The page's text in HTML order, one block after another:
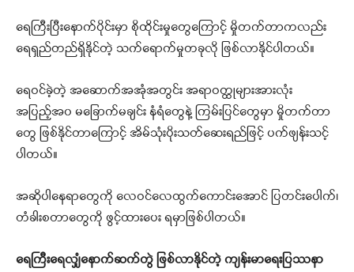
ရေကြီးပြီးနောက်ပိုင်းမှာ စိုထိုင်းမှုတွေကြောင့် မှိုတက်တာကလည်း
ရေရှည်တည်ရှိနိုင်တဲ့ သက်ရောက်မှုတခုလို ဖြစ်လာနိုင်ပါတယ်။
ရေဝင်ခဲ့တဲ့ အဆောက်အအုံအတွင်း အရာဝတ္ထုများအားလုံး
အပြည့်အ၀ မခြောက်မချင်း နံရံတွေနဲ့ ကြမ်းပြင်တွေမှာ မှိုတက်တာ
တွေ ဖြစ်နိုင်တာကြောင့် အိမ်သုံးပိုးသတ်ဆေးရည်ဖြင့် ပက်ဖျန်းသင့်
ပါတယ်။
အဆိုပါနေရာတွေကို လေဝင်လေထွက်ကောင်းအောင် ပြတင်းပေါက်၊
တံခါးစတာတွေကို ဖွင့်ထားပေး ရမှာဖြစ်ပါတယ်။
ရေကြီးရေလျှံနောက်ဆက်တွဲ ဖြစ်လာနိုင်တဲ့ ကျန်းမာရေးပြဿနာ